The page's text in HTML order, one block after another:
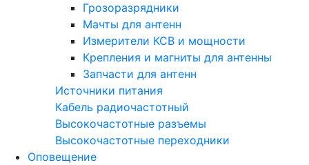
Грозоразрядники
Мачты для антенн
Измерители КСВ и мощности
Крепления и магниты для антенны
Запчасти для антенн
Источники питания
Кабель радиочастотный
Высокочастотные разъемы
Высокочастотные переходники
Оповещение